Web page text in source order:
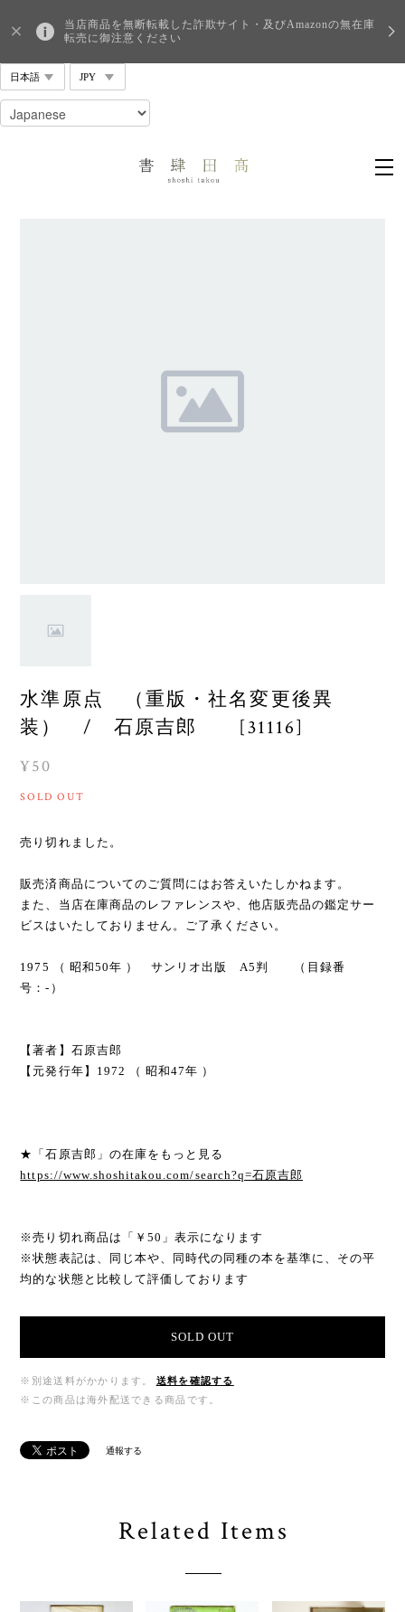
当店商品を無断転載した詐欺サイト・及びAmazonの無在庫
転売に御注意ください
水準原点 （重版・社名変更後異
装） / 石原吉郎 [31116]
¥50
SOLD OUT
売り切れました。
販売済商品についてのご質問にはお答えいたしかねます。
また、当店在庫商品のレファレンスや、他店販売品の鑑定サー
ビスはいたしておりません。ご了承ください。
1975 （ 昭和50年 ） サンリオ出版 A5判 （目録番
号：-）
【著者】石原吉郎
【元発行年】1972 （ 昭和47年 ）
★「石原吉郎」の在庫をもっと見る
https://www.shoshitakou.com/search?q=石原吉郎
※売り切れ商品は「￥50」表示になります
※状態表記は、同じ本や、同時代の同種の本を基準に、その平
均的な状態と比較して評価しております
SOLD OUT
※別途送料がかかります。
送料を確認する
※この商品は海外配送できる商品です。
通報する
Related Items